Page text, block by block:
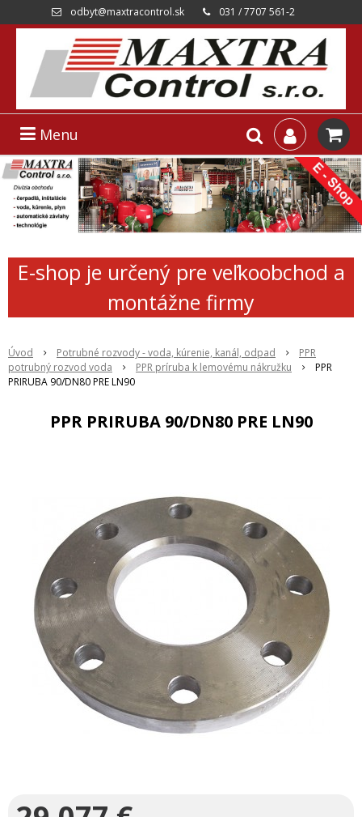
odbyt@maxtracontrol.sk 031 / 7707 561-2
Menu
E-shop je určený pre veľkoobchod a
montážne firmy
Úvod Potrubné rozvody - voda, kúrenie, kanál, odpad
PPR
potrubný rozvod voda
PPR príruba k lemovému nákružku
PPR
PRIRUBA 90/DN80 PRE LN90
PPR PRIRUBA 90/DN80 PRE LN90